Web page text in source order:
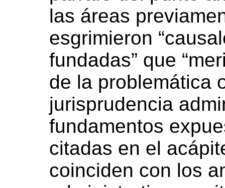
las áreas
esgrimieron
fundadas” que
de la problemática
jurisprudencia
fundamentos
citadas en el
coinciden con los